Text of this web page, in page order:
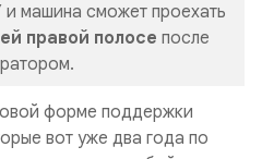
и машина сможет проехать
правой полосе после
форме поддержки
вот уже два года по